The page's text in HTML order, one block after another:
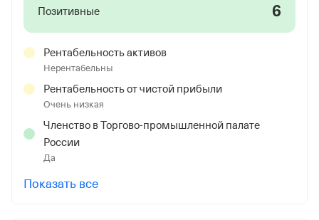
Позитивные 6
Рентабельность активов
Нерентабельны
Рентабельность от чистой прибыли
Очень низкая
Членство в Торгово-промышленной палате
России
Да
Показать все